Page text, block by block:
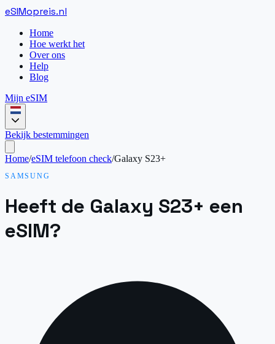
eSIMopreis.nl
Home
Hoe werkt het
Over ons
Help
Blog
Mijn eSIM
Bekijk bestemmingen
Home/eSIM telefoon check/Galaxy S23+
SAMSUNG
Heeft de Galaxy S23+ een
eSIM?